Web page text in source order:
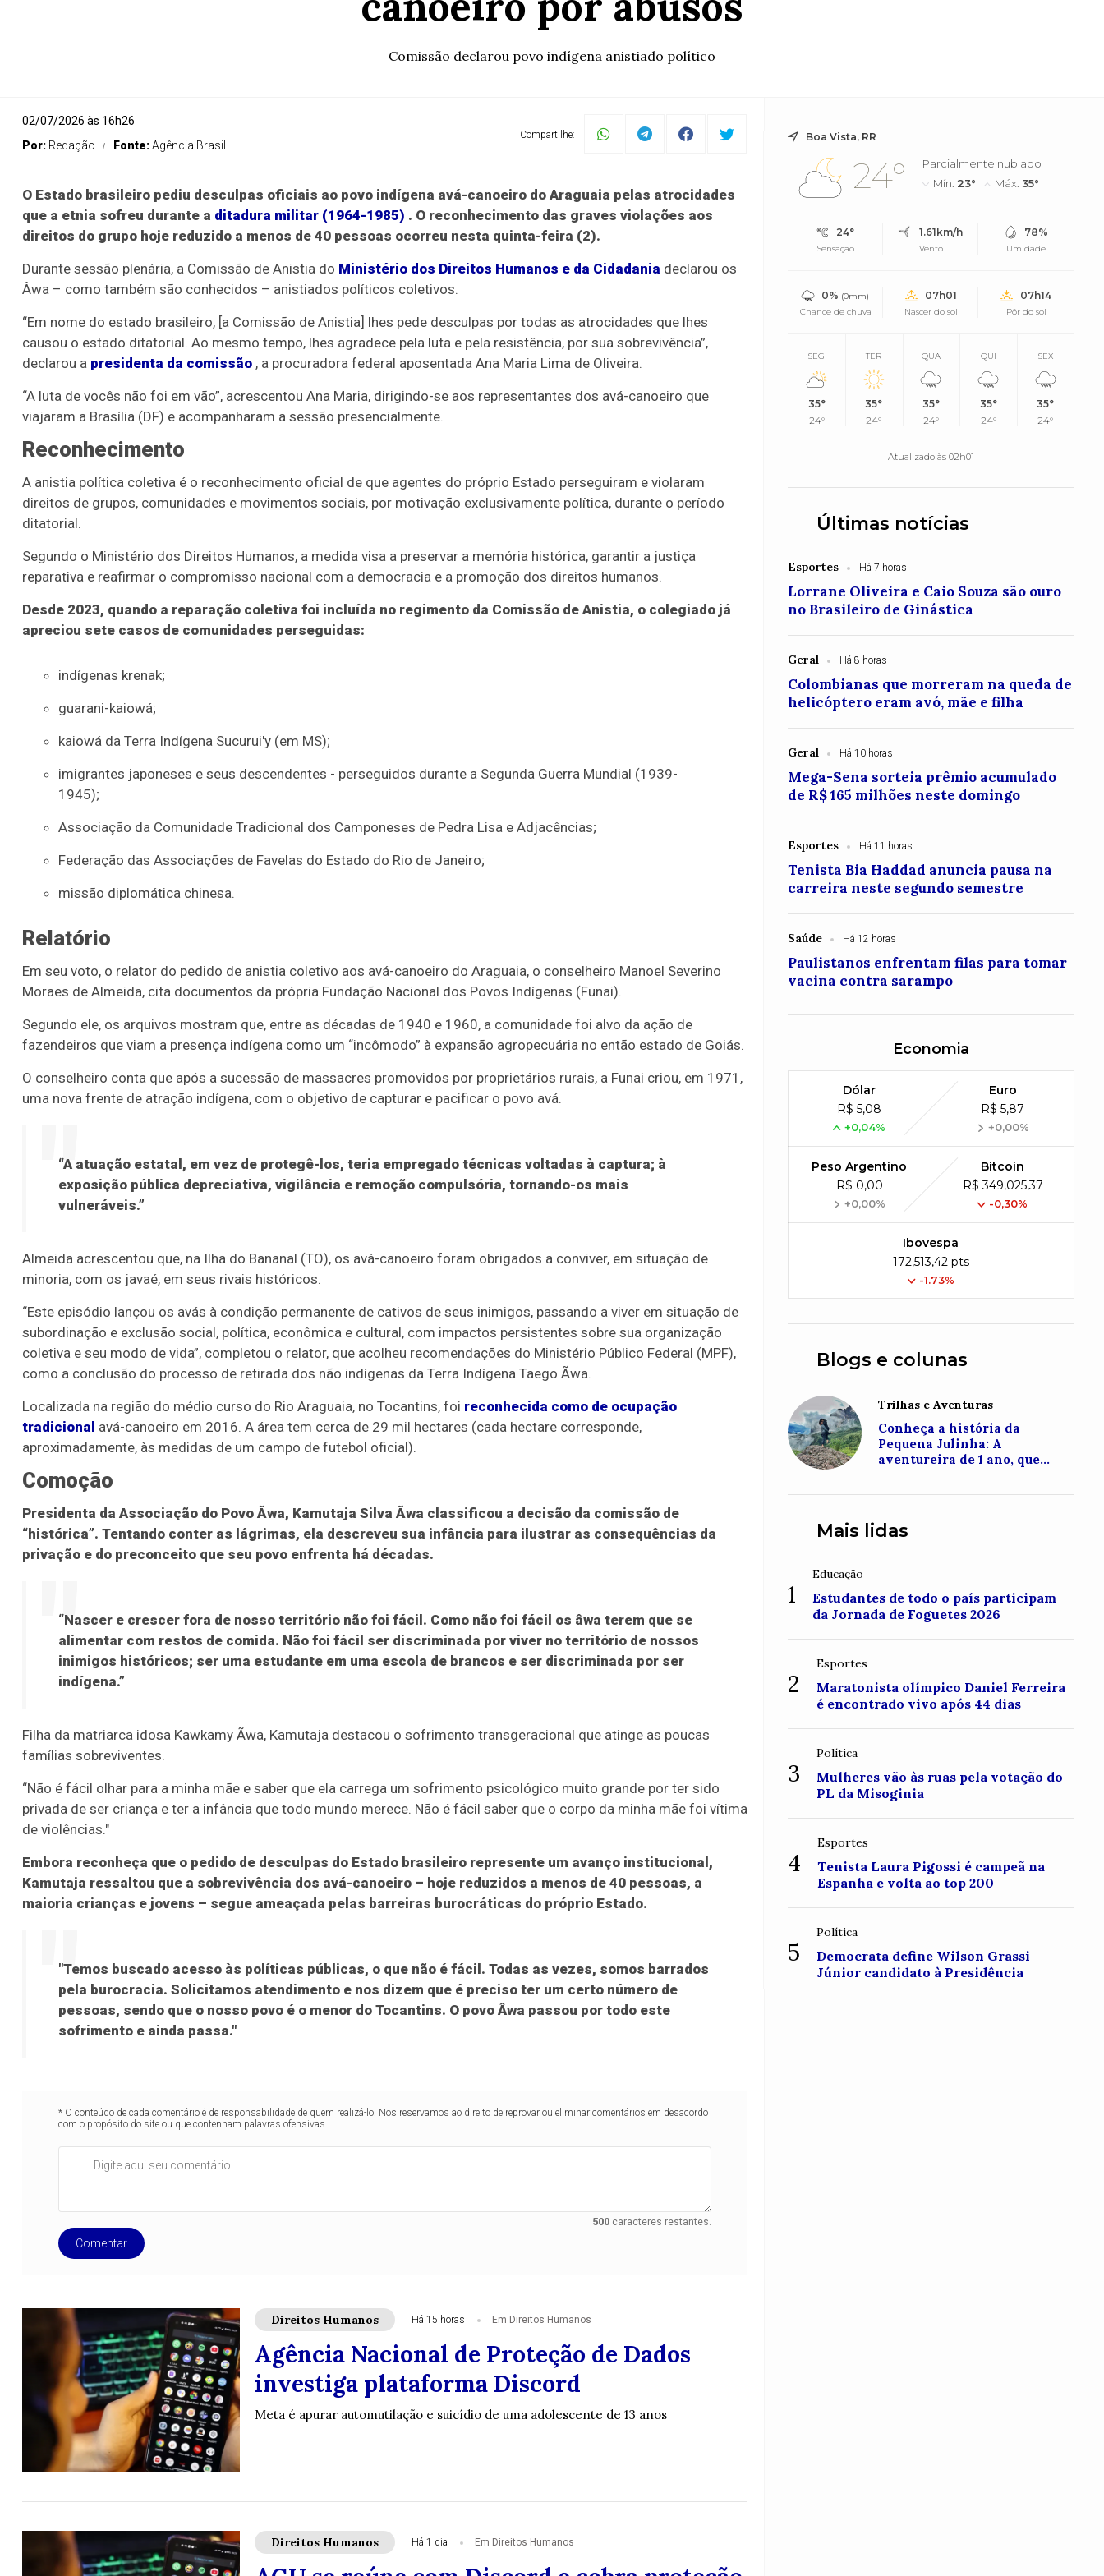
Comissão declarou povo indígena anistiado político
02/07/2026 às 16h26
Por: Redação Fonte:Agência Brasil
Compartilhe:
O Estado brasileiro pediu desculpas oficiais ao povo indígena avá-canoeiro do Araguaia pelas atrocidades
que a etnia sofreu durante a ditadura militar (1964-1985) . O reconhecimento das graves violações aos
direitos do grupo hoje reduzido a menos de 40 pessoas ocorreu nesta quinta-feira (2).
Durante sessão plenária, a Comissão de Anistia do Ministério dos Direitos Humanos e da Cidadania declarou os
Âwa – como também são conhecidos – anistiados políticos coletivos.
“Em nome do estado brasileiro, [a Comissão de Anistia] lhes pede desculpas por todas as atrocidades que lhes
causou o estado ditatorial. Ao mesmo tempo, lhes agradece pela luta e pela resistência, por sua sobrevivência”,
declarou a presidenta da comissão , a procuradora federal aposentada Ana Maria Lima de Oliveira.
“A luta de vocês não foi em vão”, acrescentou Ana Maria, dirigindo-se aos representantes dos avá-canoeiro que
viajaram a Brasília (DF) e acompanharam a sessão presencialmente.
Reconhecimento
A anistia política coletiva é o reconhecimento oficial de que agentes do próprio Estado perseguiram e violaram
direitos de grupos, comunidades e movimentos sociais, por motivação exclusivamente política, durante o período
ditatorial.
Segundo o Ministério dos Direitos Humanos, a medida visa a preservar a memória histórica, garantir a justiça
reparativa e reafirmar o compromisso nacional com a democracia e a promoção dos direitos humanos.
Desde 2023, quando a reparação coletiva foi incluída no regimento da Comissão de Anistia, o colegiado já
apreciou sete casos de comunidades perseguidas:
indígenas krenak;
guarani-kaiowá;
kaiowá da Terra Indígena Sucurui'y (em MS);
imigrantes japoneses e seus descendentes - perseguidos durante a Segunda Guerra Mundial (1939-
1945);
Associação da Comunidade Tradicional dos Camponeses de Pedra Lisa e Adjacências;
Federação das Associações de Favelas do Estado do Rio de Janeiro;
missão diplomática chinesa.
Relatório
Em seu voto, o relator do pedido de anistia coletivo aos avá-canoeiro do Araguaia, o conselheiro Manoel Severino
Moraes de Almeida, cita documentos da própria Fundação Nacional dos Povos Indígenas (Funai).
Segundo ele, os arquivos mostram que, entre as décadas de 1940 e 1960, a comunidade foi alvo da ação de
fazendeiros que viam a presença indígena como um “incômodo” à expansão agropecuária no então estado de Goiás.
O conselheiro conta que após a sucessão de massacres promovidos por proprietários rurais, a Funai criou, em 1971,
uma nova frente de atração indígena, com o objetivo de capturar e pacificar o povo avá.
“A atuação estatal, em vez de protegê-los, teria empregado técnicas voltadas à captura; à
exposição pública depreciativa, vigilância e remoção compulsória, tornando-os mais
vulneráveis.”
Almeida acrescentou que, na Ilha do Bananal (TO), os avá-canoeiro foram obrigados a conviver, em situação de
minoria, com os javaé, em seus rivais históricos.
“Este episódio lançou os avás à condição permanente de cativos de seus inimigos, passando a viver em situação de
subordinação e exclusão social, política, econômica e cultural, com impactos persistentes sobre sua organização
coletiva e seu modo de vida”, completou o relator, que acolheu recomendações do Ministério Público Federal (MPF),
como a conclusão do processo de retirada dos não indígenas da Terra Indígena Taego Ãwa.
Localizada na região do médio curso do Rio Araguaia, no Tocantins, foi reconhecida como de ocupação
tradicional avá-canoeiro em 2016. A área tem cerca de 29 mil hectares (cada hectare corresponde,
aproximadamente, às medidas de um campo de futebol oficial).
Comoção
Presidenta da Associação do Povo Ãwa, Kamutaja Silva Ãwa classificou a decisão da comissão de
“histórica”. Tentando conter as lágrimas, ela descreveu sua infância para ilustrar as consequências da
privação e do preconceito que seu povo enfrenta há décadas.
“Nascer e crescer fora de nosso território não foi fácil. Como não foi fácil os âwa terem que se
alimentar com restos de comida. Não foi fácil ser discriminada por viver no território de nossos
inimigos históricos; ser uma estudante em uma escola de brancos e ser discriminada por ser
indígena.”
Filha da matriarca idosa Kawkamy Ãwa, Kamutaja destacou o sofrimento transgeracional que atinge as poucas
famílias sobreviventes.
“Não é fácil olhar para a minha mãe e saber que ela carrega um sofrimento psicológico muito grande por ter sido
privada de ser criança e ter a infância que todo mundo merece. Não é fácil saber que o corpo da minha mãe foi vítima
de violências."
Embora reconheça que o pedido de desculpas do Estado brasileiro represente um avanço institucional,
Kamutaja ressaltou que a sobrevivência dos avá-canoeiro – hoje reduzidos a menos de 40 pessoas, a
maioria crianças e jovens – segue ameaçada pelas barreiras burocráticas do próprio Estado.
"Temos buscado acesso às políticas públicas, o que não é fácil. Todas as vezes, somos barrados
pela burocracia. Solicitamos atendimento e nos dizem que é preciso ter um certo número de
pessoas, sendo que o nosso povo é o menor do Tocantins. O povo Âwa passou por todo este
sofrimento e ainda passa."
* O conteúdo de cada comentário é de responsabilidade de quem realizá-lo. Nos reservamos ao direito de reprovar ou eliminar comentários em desacordo
com o propósito do site ou que contenham palavras ofensivas.
500caracteres restantes.
Comentar
Direitos Humanos Há 15 horas Em Direitos Humanos
Agência Nacional de Proteção de Dados
investiga plataforma Discord
Meta é apurar automutilação e suicídio de uma adolescente de 13 anos
Direitos Humanos Há 1 dia Em Direitos Humanos
Boa Vista, RR
24°
Parcialmente nublado
Mín. 23° Máx.35°
24°
Sensação
1.61km/h
Vento
78%
Umidade
0% (0mm)
Chance de chuva
07h01
Nascer do sol
07h14
Pôr do sol
SEG
35°
24°
TER
35°
24°
QUA
35°
24°
QUI
35°
24°
SEX
35°
24°
Atualizado às 02h01
Últimas notícias
Esportes Há 7 horas
Lorrane Oliveira e Caio Souza são ouro
no Brasileiro de Ginástica
Geral Há 8 horas
Colombianas que morreram na queda de
helicóptero eram avó, mãe e filha
Geral Há 10 horas
Mega-Sena sorteia prêmio acumulado
de R$ 165 milhões neste domingo
Esportes Há 11 horas
Tenista Bia Haddad anuncia pausa na
carreira neste segundo semestre
Saúde Há 12 horas
Paulistanos enfrentam filas para tomar
vacina contra sarampo
Economia
Dólar
R$ 5,08
+0,04%
Euro
R$ 5,87
+0,00%
Peso Argentino
R$ 0,00
+0,00%
Bitcoin
R$ 349,025,37
-0,30%
Ibovespa
172,513,42 pts
-1.73%
Blogs e colunas
Trilhas e Aventuras
Conheça a história da
Pequena Julinha: A
aventureira de 1 ano, que
Roraima
Mais lidas
1
Educação
Estudantes de todo o país participam
da Jornada de Foguetes 2026
2
Esportes
Maratonista olímpico Daniel Ferreira
é encontrado vivo após 44 dias
3
Política
Mulheres vão às ruas pela votação do
PL da Misoginia
4
Esportes
Tenista Laura Pigossi é campeã na
Espanha e volta ao top 200
5
Política
Democrata define Wilson Grassi
Júnior candidato à Presidência